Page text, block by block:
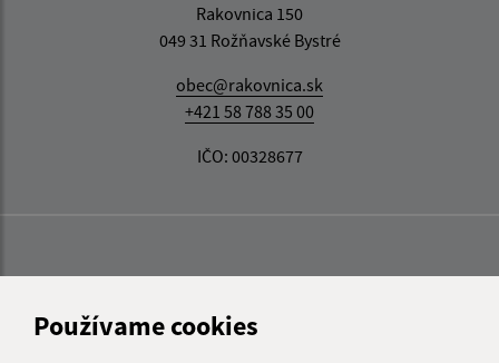
Používame cookies
Rakovnica 150
049 31 Rožňavské Bystré
obec@rakovnica.sk
+421 58 788 35 00
IČO: 00328677